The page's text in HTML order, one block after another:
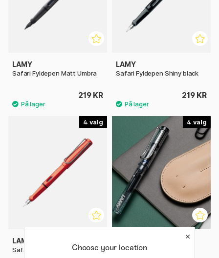
LAMY
Safari Fyldepen Matt Umbra
219 KR
LAMY
Safari Fyldepen Shiny black
219 KR
4
LAMY
Safari Fyldepen Red
4
Vista Fyldepen
Choose your location